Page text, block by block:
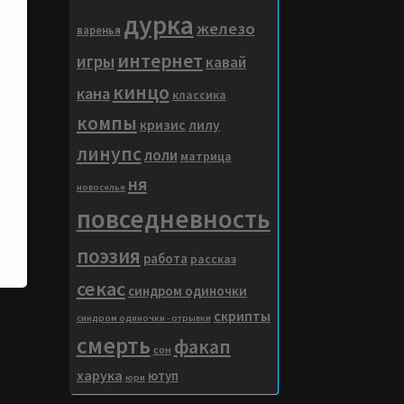
варенья дурка железо
игры интернет кавай
кана кинцо классика
компы кризис лилу
линупслоли матрица
новоселье ня
повседневность
поэзия работа рассказ
секас синдром одиночки
синдром одиночки - отрывки скрипты
смерть сон факап
харука юри ютуп